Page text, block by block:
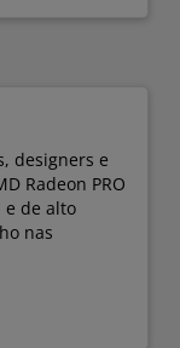
designers e
Radeon PRO
e de alto
nas